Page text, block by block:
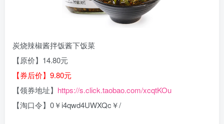
炭烧辣椒酱拌饭酱下饭菜
【原价】14.80元
【券后价】9.80元
【领券地址】 https://s.click.taobao.com/xcqtKOu
【淘口令】0￥i4qwd4UWXQc￥/